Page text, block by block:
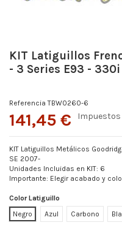
KIT Latiguillos
- 3 Series E93 -
Referencia TBW0260-6
141,45 €
KIT Latiguillos Metálicos
SE 2007-
Unidades Incluidas en KIT: 6
Importante: Elegir acabado y
Color Latiguillo
Negro
Azul Carbono